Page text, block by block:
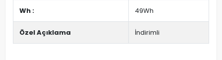
Wh : 49Wh
Özel Açıklama İndirimli